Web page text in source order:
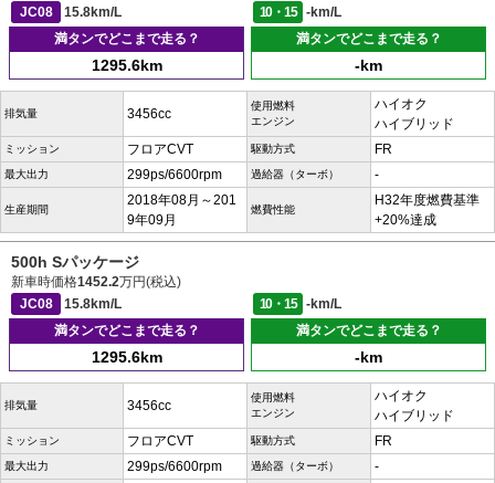
JC08
15.8km/L 10・15
-km/L
満タンでどこまで走る？
1295.6km
満タンでどこまで走る？
-km
排気量 3456cc
使用燃料
エンジン
ハイオク
ハイブリッド
ミッション フロアCVT 駆動方式 FR
最大出力 299ps/6600rpm 過給器（ターボ） -
生産期間
2018年08月～201
9年09月
燃費性能
H32年度燃費基準
+20%達成
500h Sパッケージ
新車時価格1452.2万円(税込)
JC08
15.8km/L 10・15
-km/L
満タンでどこまで走る？
1295.6km
満タンでどこまで走る？
-km
排気量 3456cc
使用燃料
エンジン
ハイオク
ハイブリッド
ミッション フロアCVT 駆動方式 FR
最大出力 299ps/6600rpm 過給器（ターボ） -